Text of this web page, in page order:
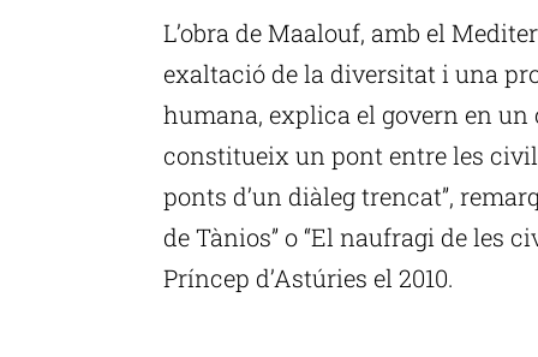
L’obra de Maalouf, amb el
exaltació de la diversitat i una
humana, explica el govern en
constitueix un pont entre les
ponts d’un diàleg trencat”,
de Tànios” o “El naufragi de les
Príncep d’Astúries el 2010.